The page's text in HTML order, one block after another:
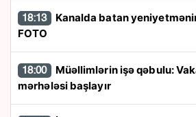
18:13
FOTO
18:00
mərhələsi başlayır